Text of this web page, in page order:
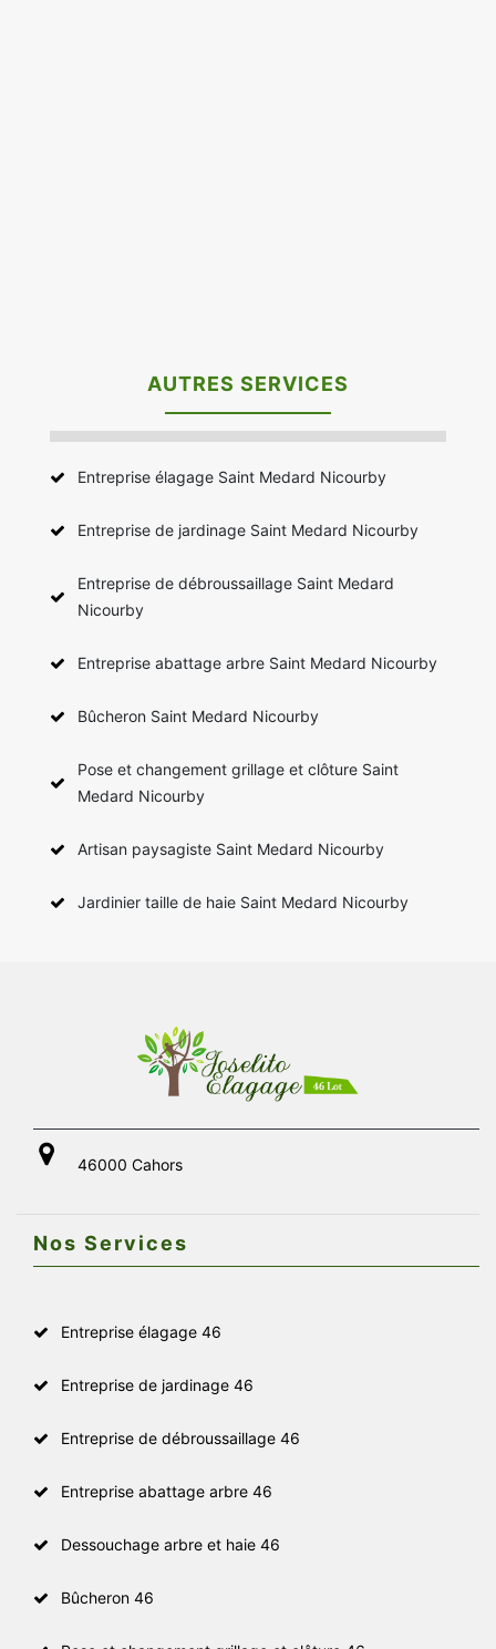
AUTRES SERVICES
Entreprise élagage Saint Medard Nicourby
Entreprise de jardinage Saint Medard Nicourby
Entreprise de débroussaillage Saint Medard
Nicourby
Entreprise abattage arbre Saint Medard Nicourby
Bûcheron Saint Medard Nicourby
Pose et changement grillage et clôture Saint
Medard Nicourby
Artisan paysagiste Saint Medard Nicourby
Jardinier taille de haie Saint Medard Nicourby
46000 Cahors
Nos Services
Entreprise élagage 46
Entreprise de jardinage 46
Entreprise de débroussaillage 46
Entreprise abattage arbre 46
Dessouchage arbre et haie 46
Bûcheron 46